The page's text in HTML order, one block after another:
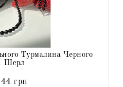
Турмалина Черного
Шерл
грн